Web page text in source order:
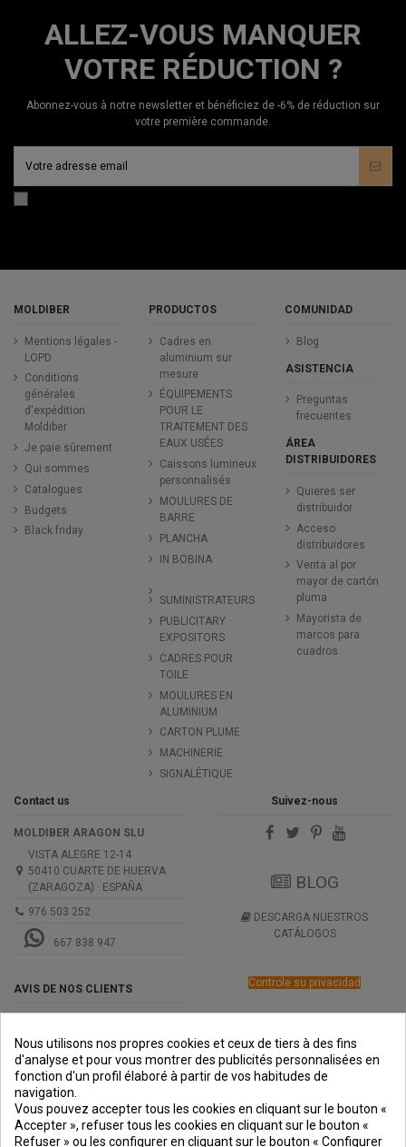
ALLEZ-VOUS MANQUER
VOTRE RÉDUCTION ?
Abonnez-vous à notre newsletter et bénéficiez de -6% de réduction sur
votre première commande.
MOLDIBER
Mentions légales -
LOPD
Conditions
générales
d'expédition
Moldiber
Je paie sûrement
Qui sommes
Catalogues
Budgets
Black friday
PRODUCTOS
Cadres en
aluminium sur
mesure
ÉQUIPEMENTS
POUR LE
TRAITEMENT DES
EAUX USÉES
Caissons lumineux
personnalisés
MOULURES DE
BARRE
PLANCHA
IN BOBINA
SUMINISTRATEURS
PUBLICITARY
EXPOSITORS
CADRES POUR
TOILE
MOULURES EN
ALUMINIUM
CARTON PLUME
MACHINERIE
SIGNALÉTIQUE
COMUNIDAD
Blog
ASISTENCIA
Preguntas
frecuentes
ÁREA
DISTRIBUIDORES
Quieres ser
distribuidor
Acceso
distribuidores
Venta al por
mayor de cartón
pluma
Mayorista de
marcos para
cuadros
Contact us
MOLDIBER ARAGON SLU
VISTA ALEGRE 12-14
50410 CUARTE DE HUERVA
(ZARAGOZA) · ESPAÑA
976 503 252
667 838 947
AVIS DE NOS CLIENTS
Suivez-nous
BLOG
DESCARGA NUESTROS
CATÁLOGOS
Controle su privacidad
PREMIOS
DE PAGO
SEGURO
Nous utilisons nos propres cookies et ceux de tiers à des fins
d'analyse et pour vous montrer des publicités personnalisées en
fonction d'un profil élaboré à partir de vos habitudes de
navigation.
Vous pouvez accepter tous les cookies en cliquant sur le bouton «
Accepter », refuser tous les cookies en cliquant sur le bouton «
Refuser » ou les configurer en cliquant sur le bouton « Configurer